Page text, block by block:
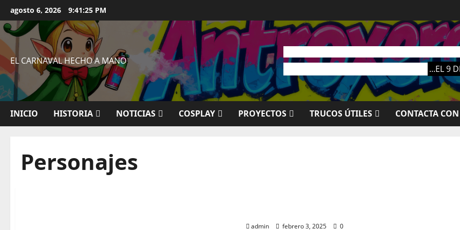
al
contenido
agosto 6, 2026 9:41:26 PM
EL CARNAVAL HECHO A MANO
...EL 9
INICIO HISTORIA NOTICIAS COSPLAY PROYECTOS TRUCOS ÚTILES CONTACTA
Personajes
admin febrero 3, 2025 0